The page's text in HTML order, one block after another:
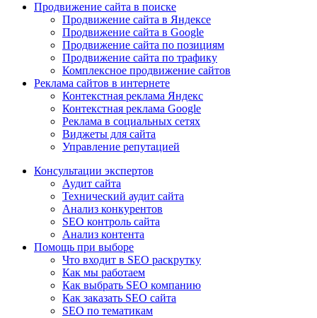
Продвижение сайта в поиске
Продвижение сайта в Яндексе
Продвижение сайта в Google
Продвижение сайта по позициям
Продвижение сайта по трафику
Комплексное продвижение сайтов
Реклама сайтов в интернете
Контекстная реклама Яндекс
Контекстная реклама Google
Реклама в социальных сетях
Виджеты для сайта
Управление репутацией
Консультации экспертов
Аудит сайта
Технический аудит сайта
Анализ конкурентов
SEO контроль сайта
Анализ контента
Помощь при выборе
Что входит в SEO раскрутку
Как мы работаем
Как выбрать SEO компанию
Как заказать SEO сайта
SEO по тематикам